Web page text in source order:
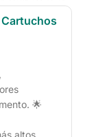
🌟
altos